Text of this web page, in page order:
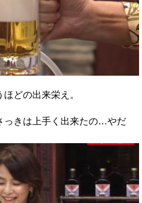
どの出来栄え。
きは上手く出来たの…やだ